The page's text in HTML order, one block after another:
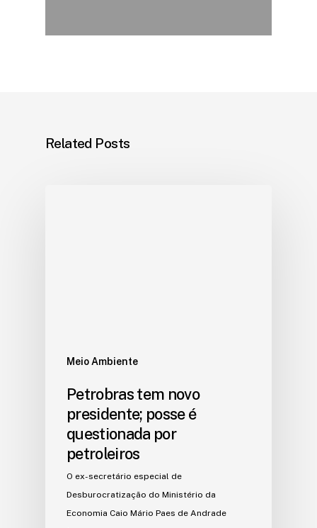
Related Posts
Meio Ambiente
Petrobras tem novo
presidente; posse é
questionada por
petroleiros
O ex-secretário especial de
Desburocratização do Ministério da
Economia Caio Mário Paes de Andrade